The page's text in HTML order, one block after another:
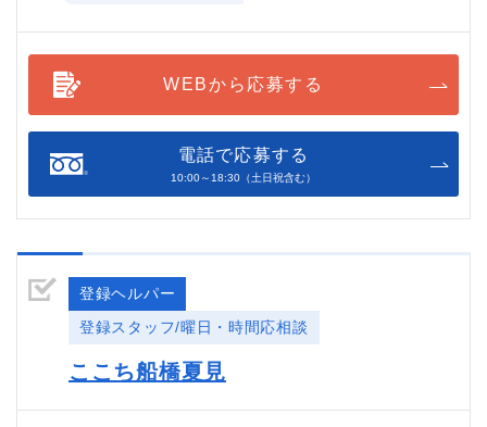
WEBから応募する
電話で応募する
10:00～18:30（土日祝含む）
登録ヘルパー
登録スタッフ/曜日・時間応相談
ここち船橋夏見